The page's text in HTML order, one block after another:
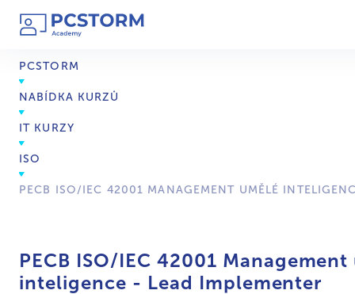
PCSTORM
NABÍDKA KURZŮ
IT KURZY
ISO
PECB ISO/IEC 42001 MANAGEMENT UMĚLÉ
PECB ISO/IEC 42001
inteligence - Lead Implementer